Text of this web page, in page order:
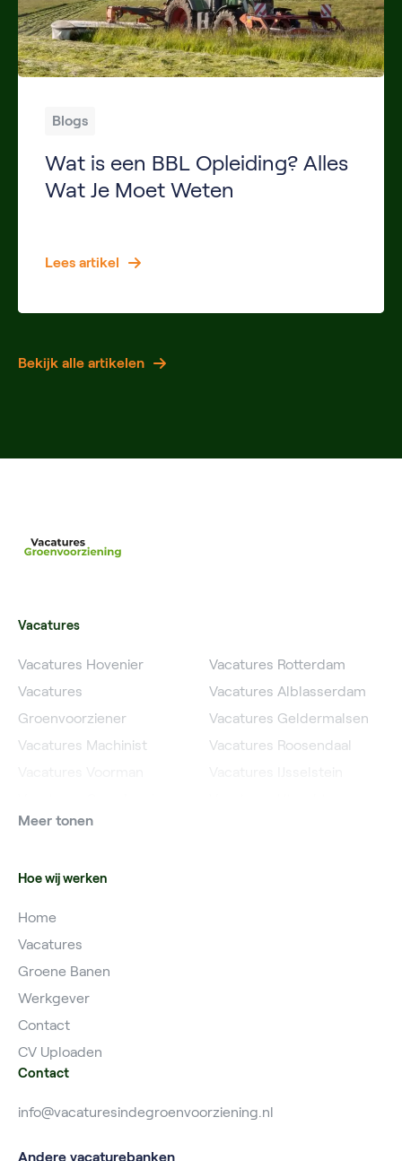
Blogs
Wat is een BBL Opleiding? Alles
Wat Je Moet Weten
Lees artikel
Bekijk alle artikelen
Vacatures
Vacatures Hovenier
Vacatures
Groenvoorziener
Vacatures Machinist
Vacatures Planner
Vacatures Rotterdam
Vacatures Alblasserdam
Vacatures Geldermalsen
Vacatures Roosendaal
Meer tonen
Hoe wij werken
Home
Vacatures
Groene Banen
Werkgever
Contact
CV Uploaden
Contact
info@vacaturesindegroenvoorziening.nl
Andere vacaturebanken